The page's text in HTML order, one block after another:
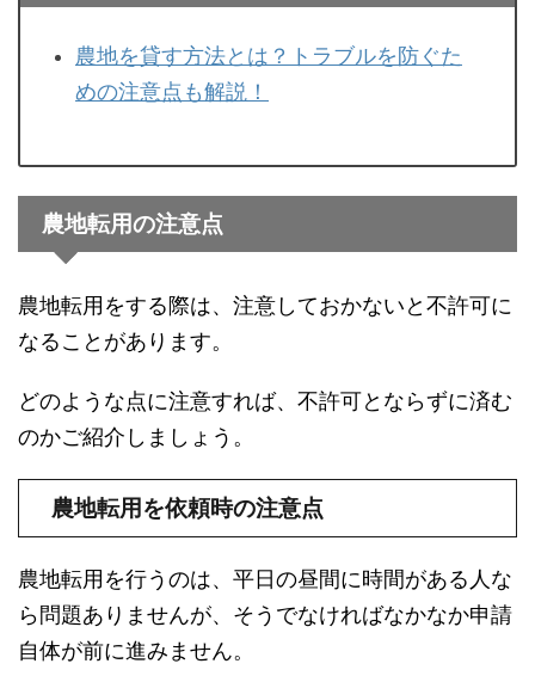
農地を貸す方法とは？トラブルを防ぐた
めの注意点も解説！
農地転用の注意点
農地転用をする際は、注意しておかないと不許可に
なることがあります。
どのような点に注意すれば、不許可とならずに済む
のかご紹介しましょう。
農地転用を依頼時の注意点
農地転用を行うのは、平日の昼間に時間がある人な
ら問題ありませんが、そうでなければなかなか申請
自体が前に進みません。